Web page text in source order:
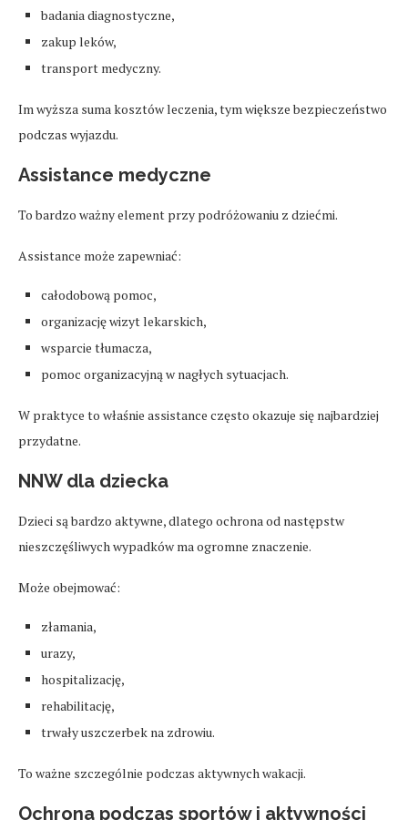
badania diagnostyczne,
zakup leków,
transport medyczny.
Im wyższa suma kosztów leczenia, tym większe bezpieczeństwo
podczas wyjazdu.
Assistance medyczne
To bardzo ważny element przy podróżowaniu z dziećmi.
Assistance może zapewniać:
całodobową pomoc,
organizację wizyt lekarskich,
wsparcie tłumacza,
pomoc organizacyjną w nagłych sytuacjach.
W praktyce to właśnie assistance często okazuje się najbardziej
przydatne.
NNW dla dziecka
Dzieci są bardzo aktywne, dlatego ochrona od następstw
nieszczęśliwych wypadków ma ogromne znaczenie.
Może obejmować:
złamania,
urazy,
hospitalizację,
rehabilitację,
trwały uszczerbek na zdrowiu.
To ważne szczególnie podczas aktywnych wakacji.
Ochrona podczas sportów i aktywności